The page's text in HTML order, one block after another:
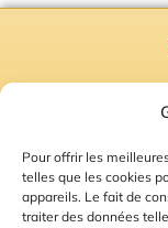
Pour offrir les
telles que les cookies
appareils. Le fait de
traiter des données
Mentions